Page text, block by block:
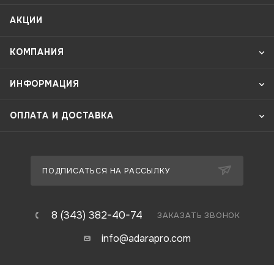
АКЦИИ
КОМПАНИЯ
ИНФОРМАЦИЯ
ОПЛАТА И ДОСТАВКА
ПОДПИСАТЬСЯ НА РАССЫЛКУ
8 (343) 382-40-74 ЗАКАЗАТЬ ЗВОНОК
info@adarapro.com